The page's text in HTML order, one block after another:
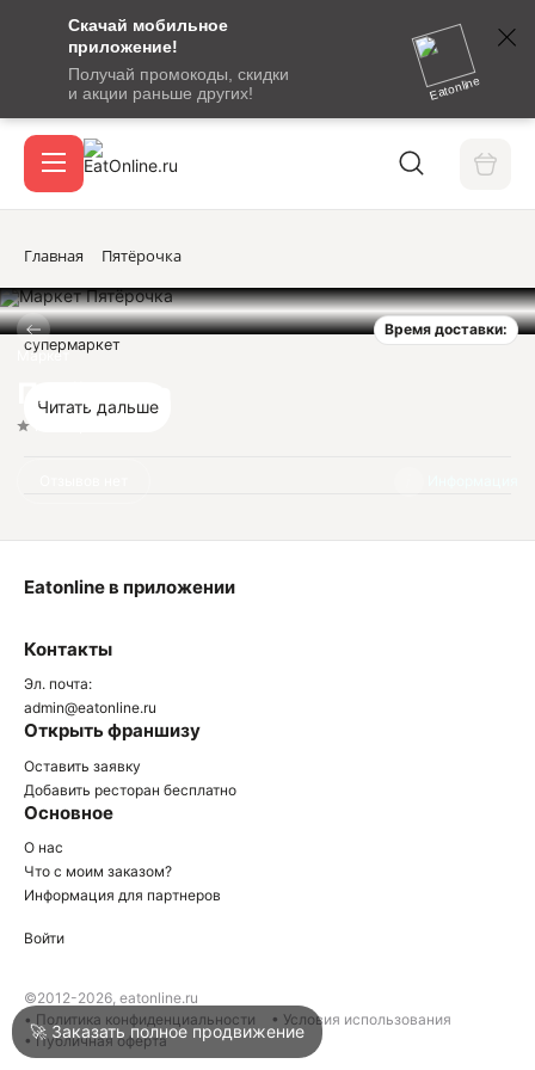
Скачай мобильное
приложение!
Получай промокоды, скидки
и акции раньше других!
Eatonline
сообщение
кодом
подтверждения
Вход / регистрация
Акции
Войти
Написать в техподдержку
Главная Пятёрочка
Время доставки:
Маркет
Пятёрочка
супермаркет
Читать дальше
Контакты
Эл. почта:
admin@eatonline.ru
Открыть франшизу
Оставить заявку
Добавить ресторан бесплатно
Основное
О нас
Что с моим заказом?
Информация для партнеров
Eatonline в приложении
Войти
©2012-2026, eatonline.ru
• Политика конфиденциальности
• Условия использования
• Публичная оферта
🚀 Заказать полное продвижение